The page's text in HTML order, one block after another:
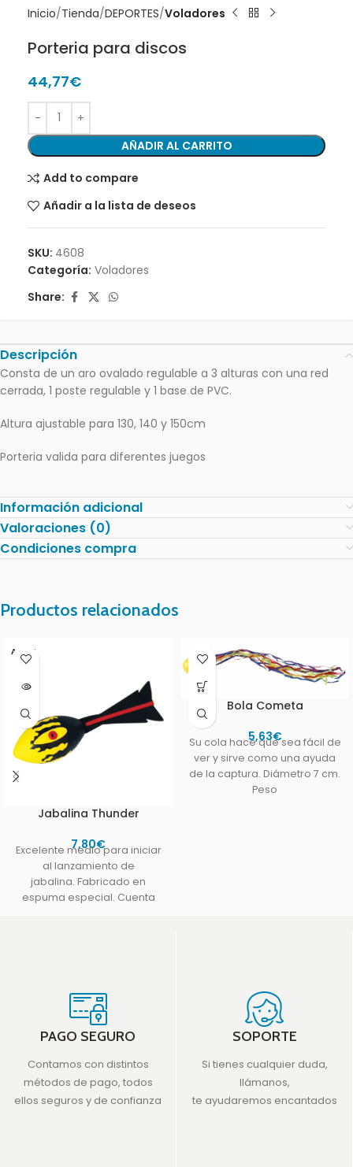
Inicio Tienda DEPORTES Voladores
Porteria para discos
44,77€
AÑADIR AL CARRITO
Add to compare
Añadir a la lista de deseos
SKU: 4608
Categoría: Voladores
Share:
Descripción
Consta de un aro ovalado regulable a 3 alturas con una red
cerrada, 1 poste regulable y 1 base de PVC.
Altura ajustable para 130, 140 y 150cm
Porteria valida para diferentes juegos
Información adicional
Valoraciones (0)
Condiciones compra
Productos relacionados
AGOT
ADO
Jabalina Thunder
7,80€
Excelente medio para iniciar
al lanzamiento de
jabalina. Fabricado en
espuma especial. Cuenta
Bola Cometa
5,63€
Su cola hace que sea fácil de
ver y sirve como una ayuda
de la captura. Diámetro 7 cm.
Peso
PAGO SEGURO
Contamos con distintos
métodos de pago, todos
ellos seguros y de confianza
SOPORTE
Si tienes cualquier duda,
llámanos,
te ayudaremos encantados